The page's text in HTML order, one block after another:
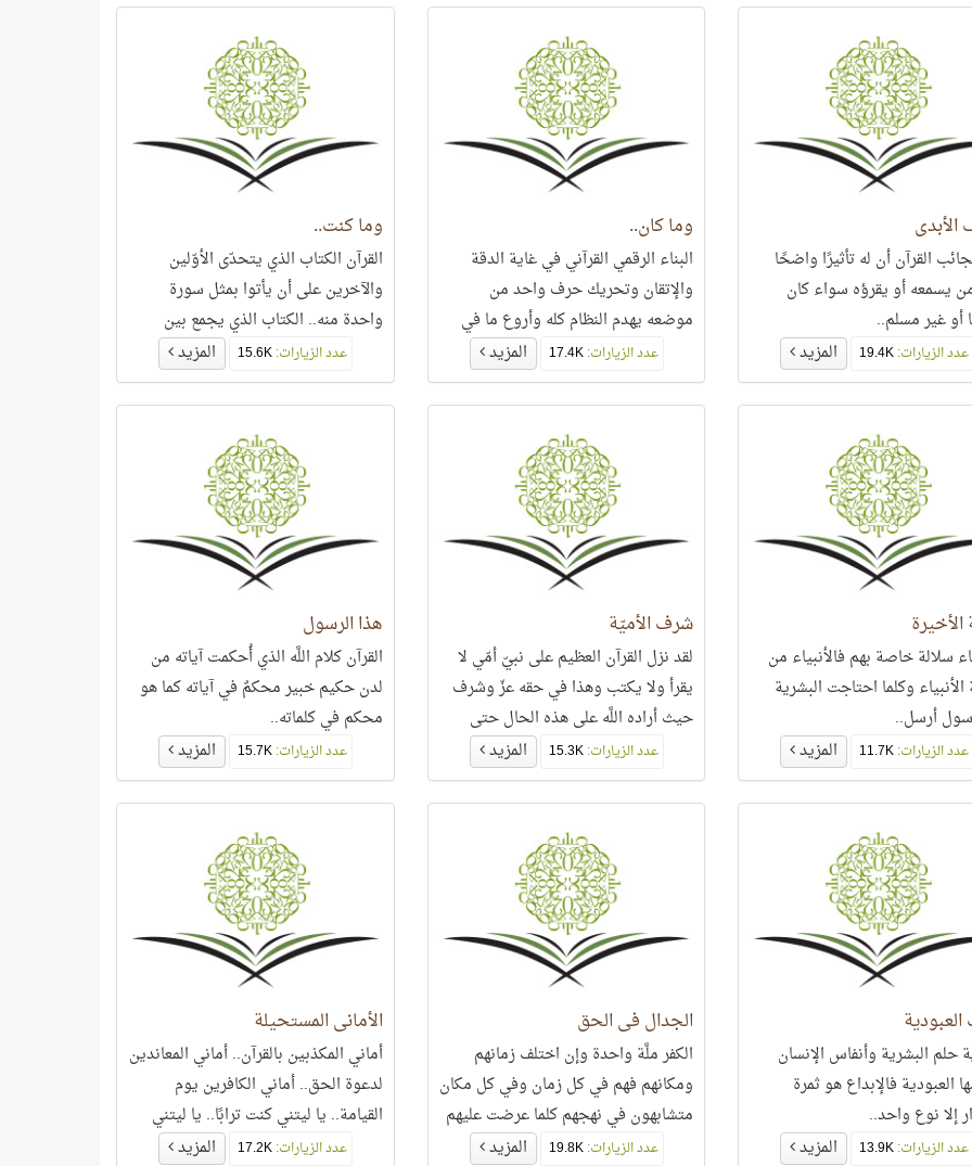
الأبدي
القرآن أن له تأثيرًا واضحًا
يسمعه أو يقرؤه سواء كان
أو غير مسلم..
عدد الزيارات: المزيد
وما كان..
البناء الرقمي القرآني في غاية الدقة
والإتقان وتحريك حرف واحد من
موضعه يهدم النظام كله وأروع ما في
القرآن الكريم أنه يقوم على التوازن
الدقيق في كل جوانبه..
عدد الزيارات:17.4K المزيد
وما كنت..
القرآن الكتاب الذي يتحدّى الأوّلين
والآخرين على أن يأتوا بمثل سورة
واحدة منه.. الكتاب الذي يجمع بين
الغيب والشهادة في آن واحد..
عدد الزيارات:15.6K المزيد
الأخيرة
سلالة خاصة بهم فالأنبياء من
الأنبياء وكلما احتاجت البشرية
أرسل..
عدد الزيارات: المزيد
شرف الأميّة
لقد نزل القرآن العظيم على نبيّ أمّي لا
يقرأ ولا يكتب وهذا في حقه عزّ وشرف
حيث أراده اللَّه على هذه الحال حتى
يجعل من هذه الصفة حجّة على من
خالف نهجه..
عدد الزيارات:15.3K المزيد
هذا الرسول
القرآن كلام اللَّه الذي أُحكمت آياته من
لدن حكيم خبير محكمٌ في آياته كما هو
محكم في كلماته..
عدد الزيارات:15.7K المزيد
حلم البشرية وأنفاس الإنسان
العبودية فالإبداع هو ثمرة
إلا نوع واحد..
عدد الزيارات: المزيد
الجدال في الحق
الكفر ملَّة واحدة وإن اختلف زمانهم
ومكانهم فهم في كل زمان وفي كل مكان
متشابهون في نهجهم كلما عرضت عليهم
دليلًا حاسمًا لم يفكروا فيه بل فكروا في
عدد الزيارات:19.8K المزيد
الأماني المستحيلة
أماني المكذبين بالقرآن.. أماني المعاندين
لدعوة الحق.. أماني الكافرين يوم
القيامة.. يا ليتني كنت ترابًا.. يا ليتني
قدمت لحياتي..
عدد الزيارات:17.2K المزيد